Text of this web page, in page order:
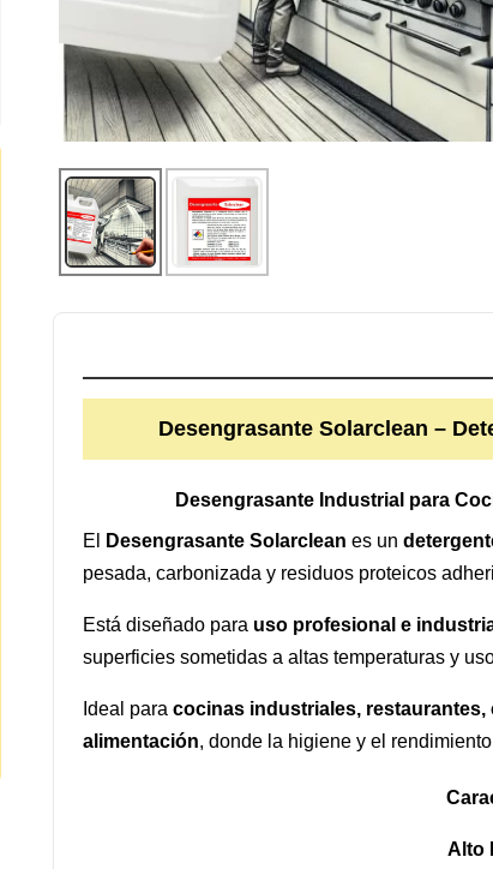
Desengrasante Solarclean –
Desengrasante Industrial para
El Desengrasante Solarclean es un
pesada, carbonizada y residuos proteicos
Está diseñado para uso profesional e
superficies sometidas a altas temperaturas y
Ideal para cocinas industriales,
alimentación, donde la higiene y el
Alto